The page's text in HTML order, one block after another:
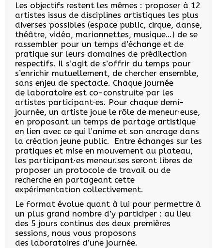
Les objectifs restent les mêmes : proposer à 12
artistes issus de disciplines artistiques les plus
diverses possibles (espace public, cirque, danse,
théâtre, vidéo, marionnettes, musique…) de se
rassembler pour un temps d’échange et de
pratique sur leurs domaines de prédilection
respectifs. Il s’agit de s’offrir du temps pour
s’enrichir mutuellement, de chercher ensemble,
sans enjeu de spectacle. Chaque journée
de laboratoire est co-construite par les
artistes participant·es. Pour chaque demi-
journée, un artiste joue le rôle de meneur·euse,
en proposant un temps de partage artistique
en lien avec ce qui l’anime et son ancrage dans
la création jeune public. Entre échanges sur les
pratiques et mise en mouvement au plateau,
les participant·es meneur.ses seront libres de
proposer un protocole de travail ou de
recherche en partageant cette
expérimentation collectivement.
Le format évolue quant à lui pour permettre à
un plus grand nombre d’y participer : au lieu
des 5 jours continus des deux premières
sessions, nous vous proposons
des laboratoires d’une journée.